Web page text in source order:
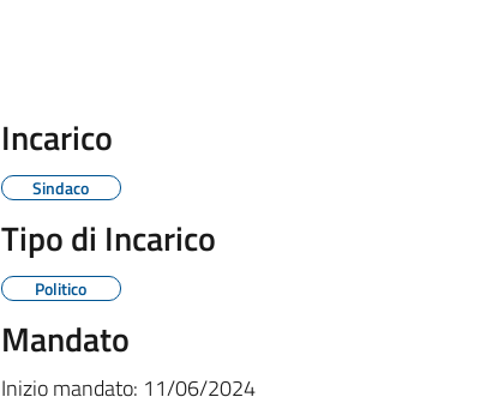
Incarico
Sindaco
Tipo di Incarico
Politico
Mandato
Inizio mandato: 11/06/2024